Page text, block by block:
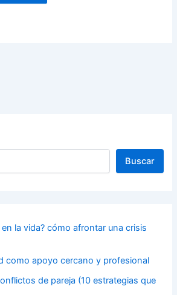
Buscar
la vida? cómo afrontar una crisis
como apoyo cercano y profesional
de pareja (10 estrategias que